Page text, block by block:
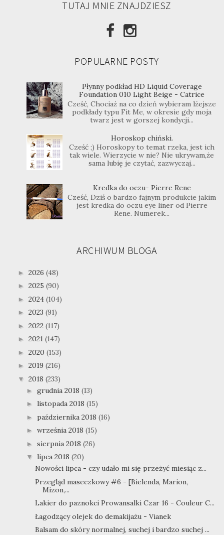
TUTAJ MNIE ZNAJDZIESZ
POPULARNE POSTY
Płynny podkład HD Liquid Coverage
Foundation 010 Light Beige - Catrice
Cześć, Chociaż na co dzień wybieram lżejsze
podkłady typu Fit Me, w okresie gdy moja
twarz jest w gorszej kondycji...
Horoskop chiński.
Cześć ;) Horoskopy to temat rzeka, jest ich
tak wiele. Wierzycie w nie? Nie ukrywam,że
sama lubię je czytać, zazwyczaj...
Kredka do oczu- Pierre Rene
Cześć, Dziś o bardzo fajnym produkcie jakim
jest kredka do oczu eye liner od Pierre
Rene. Numerek...
ARCHIWUM BLOGA
► 2026 (48)
► 2025 (90)
► 2024 (104)
► 2023 (91)
► 2022 (117)
► 2021 (147)
► 2020 (153)
► 2019 (216)
▼ 2018 (233)
► grudnia 2018 (13)
► listopada 2018 (15)
► października 2018 (16)
► września 2018 (15)
► sierpnia 2018 (26)
▼ lipca 2018 (20)
Nowości lipca - czy udało mi się przeżyć miesiąc z...
Przegląd maseczkowy #6 - [Bielenda, Marion,
Mizon,...
Lakier do paznokci Prowansalki Czar 16 - Couleur C...
Łagodzący olejek do demakijażu - Vianek
Balsam do skóry normalnej, suchej i bardzo suchej ...